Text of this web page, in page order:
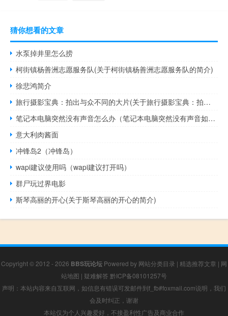
猜你想看的文章
水泵掉井里怎么捞
柯街镇杨善洲志愿服务队(关于柯街镇杨善洲志愿服务队的简介)
徐悲鸿简介
旅行摄影宝典：拍出与众不同的大片(关于旅行摄影宝典：拍出与众不同的大片的简介)
笔记本电脑突然没有声音怎么办（笔记本电脑突然没有声音如何处理）
意大利肉酱面
冲锋岛2（冲锋岛）
wapi建议使用吗（wapi建议打开吗）
群尸玩过界电影
斯琴高丽的开心(关于斯琴高丽的开心的简介)
Copyright © 2012 - 2026 BBS玩论坛 Powered by 网站分类目录 | 精选推荐文章 | 网
站地图 | 疑难解答 黔ICP备08101257号
声明：本站内容来自互联网，如信息有错误可发邮件到f_fb#foxmail.com说明，我们
会及时纠正，谢谢
本站仅为个人兴趣爱好，不接盈利性广告及商业合作